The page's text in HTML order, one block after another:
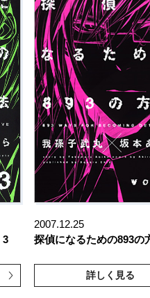
3
2007.12.25
探偵になるための893の
詳しく見る